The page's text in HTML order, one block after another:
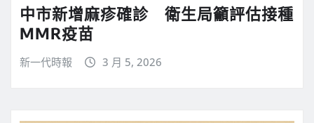
中市新增麻疹確診 衛生局籲評估接種
MMR疫苗
新一代時報 3 月 5, 2026